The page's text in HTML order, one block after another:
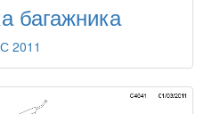
багажника
С 2011